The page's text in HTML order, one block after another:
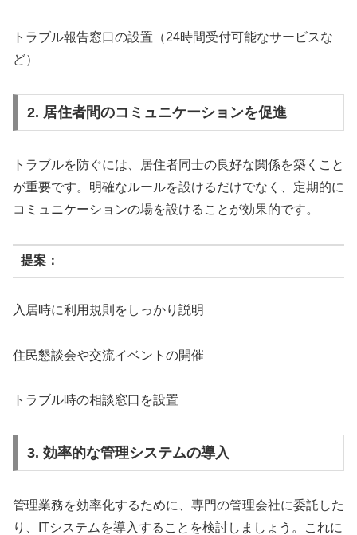
トラブル報告窓口の設置（24時間受付可能なサービスな
ど）
2. 居住者間のコミュニケーションを促進
トラブルを防ぐには、居住者同士の良好な関係を築くこと
が重要です。明確なルールを設けるだけでなく、定期的に
コミュニケーションの場を設けることが効果的です。
提案：
入居時に利用規則をしっかり説明
住民懇談会や交流イベントの開催
トラブル時の相談窓口を設置
3. 効率的な管理システムの導入
管理業務を効率化するために、専門の管理会社に委託した
り、
ITシステムを導入することを検討しましょう。これに